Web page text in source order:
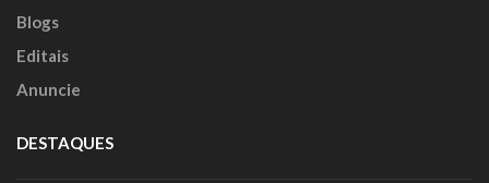
Blogs
Editais
Anuncie
DESTAQUES